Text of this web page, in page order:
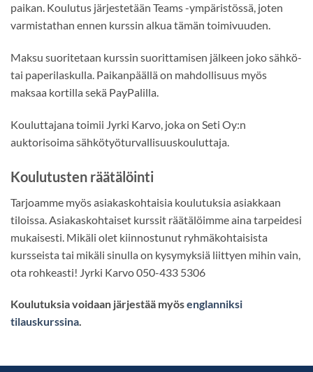
paikan. Koulutus järjestetään Teams -ympäristössä, joten
varmistathan ennen kurssin alkua tämän toimivuuden.
Maksu suoritetaan kurssin suorittamisen jälkeen joko sähkö-
tai paperilaskulla. Paikanpäällä on mahdollisuus myös
maksaa kortilla sekä PayPalilla.
Kouluttajana toimii Jyrki Karvo, joka on Seti Oy:n
auktorisoima sähkötyöturvallisuuskouluttaja.
Koulutusten räätälöinti
Tarjoamme myös asiakaskohtaisia koulutuksia asiakkaan
tiloissa. Asiakaskohtaiset kurssit räätälöimme aina tarpeidesi
mukaisesti. Mikäli olet kiinnostunut ryhmäkohtaisista
kursseista tai mikäli sinulla on kysymyksiä liittyen mihin vain,
ota rohkeasti! Jyrki Karvo 050-433 5306
Koulutuksia voidaan järjestää myösenglanniksi
tilauskurssina.